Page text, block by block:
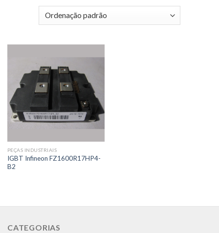
PEÇAS INDUSTRIAIS
IGBT Infineon FZ1600R17HP4-
B2
CATEGORIAS